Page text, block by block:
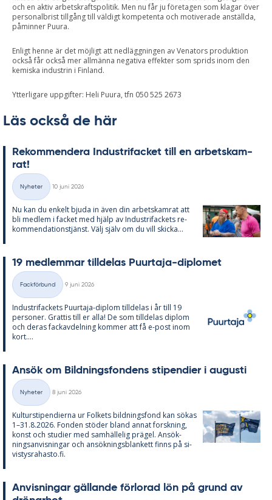
och en aktiv arbetskraftspolitik. Men nu får ju företagen som klagar över
personalbrist tillgång till väldigt kompetenta och motiverade anställda,
påminner Puura.
Enligt henne är det möjligt att nedläggningen av Venators produktion
också får också mer allmänna negativa effekter som sprids inom den
kemiska industrin i Finland.
Ytterligare uppgifter: Heli Puura, tfn 050 525 2673
Läs också de här
Re­kom­men­de­ra In­du­stri­fac­ket till en ar­bets­kam­
rat!
Kategorier
Nyheter
10 juni 2026
Nu kan du en­kelt bju­da in även din ar­bets­kam­rat att
bli med­lem i fac­ket med hjälp av In­du­stri­fac­kets re­
kom­men­da­tions­tjänst. Välj själv om du vill skic­ka...
19 med­lem­mar till­de­las Pu­ur­ta­ja-di­plo­met
Kategorier
Fackförbund
9 juni 2026
In­du­stri­fac­kets Pu­ur­ta­ja-diplom till­de­las i år till 19
per­so­ner. Grat­tis till er alla! De som till­de­las diplom
och de­ras fackav­del­ning kom­mer att få e-post inom
kort....
An­sök om Bild­nings­fon­dens sti­pen­di­er i au­gusti
Kategorier
Nyheter
8 juni 2026
Kul­tursti­pen­di­er­na ur Fol­kets bild­nings­fond kan sö­kas
1–31.8.2026. Fon­den stö­der bland an­nat forsk­ning,
konst och stu­di­er med sam­häl­le­lig prä­gel. An­sök­
nings­an­vis­ning­ar och an­sök­nings­blan­kett fin­ns på si­
vis­tys­ra­has­to.fi.
An­vis­ning­ar gäl­lan­de för­lo­rad lön på grund av